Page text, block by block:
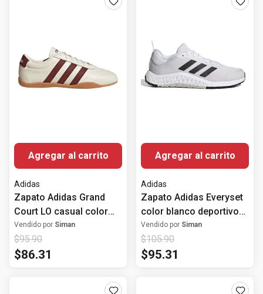
Agregar al carrito
Adidas
Zapato Adidas Grand
Court LO casual color
beige para mujer
Vendido por Siman
$95.90
$86.31
Agregar al carrito
Adidas
Zapato Adidas Everyset
color blanco deportivo
para mujer
Vendido por Siman
$105.90
$95.31